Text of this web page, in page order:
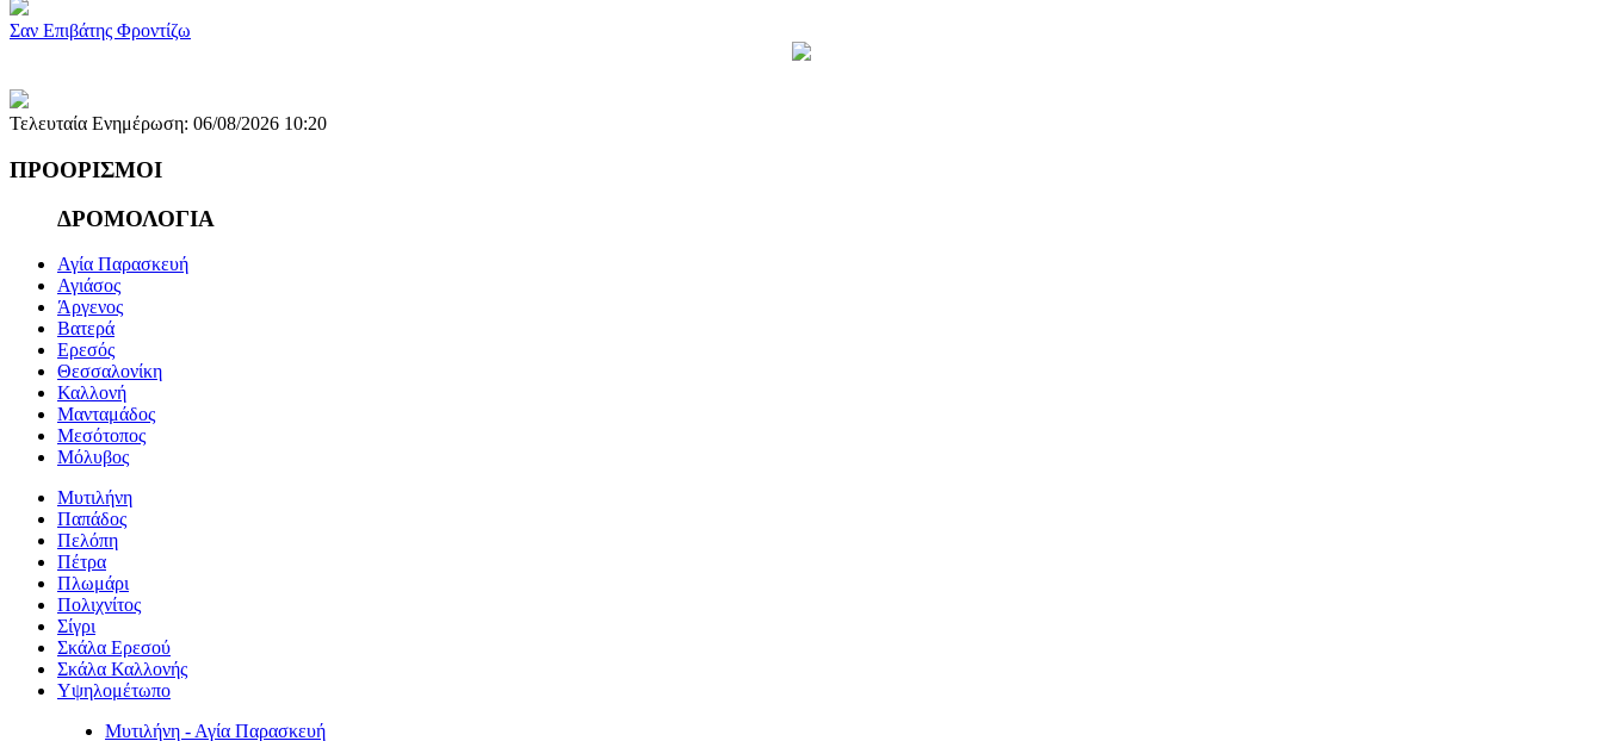
Σαν Επιβάτης Φροντίζω
Τελευταία Ενημέρωση: 06/08/2026 10:20
ΠΡΟΟΡΙΣΜΟΙ
ΔΡΟΜΟΛΟΓΙΑ
Αγία Παρασκευή
Αγιάσος
Άργενος
Βατερά
Ερεσός
Θεσσαλονίκη
Καλλονή
Μανταμάδος
Μεσότοπος
Μόλυβος
Μυτιλήνη
Παπάδος
Πελόπη
Πέτρα
Πλωμάρι
Πολιχνίτος
Σίγρι
Σκάλα Ερεσού
Σκάλα Καλλονής
Υψηλομέτωπο
Μυτιλήνη - Αγία Παρασκευή